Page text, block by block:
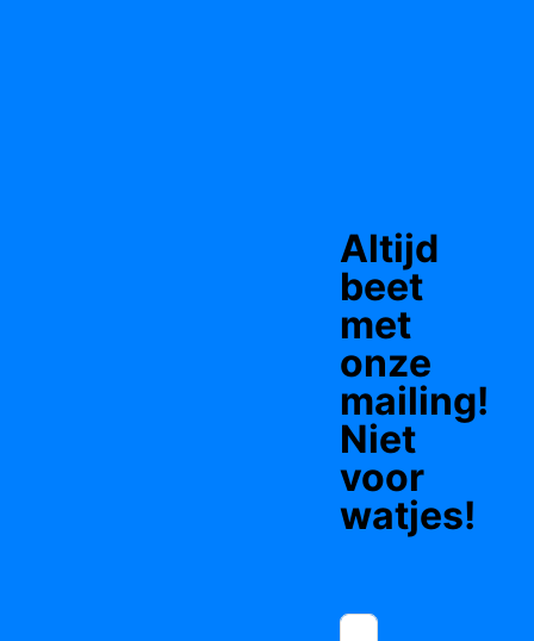
Altijd
beet
met
onze
mailing!
Niet
voor
watjes!